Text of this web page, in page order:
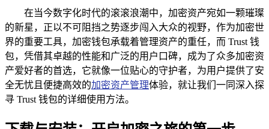
在当今数字化时代的滚滚浪潮中，加密资产宛如一颗璀璨
的新星，正以不可阻挡之势逐步闯入大众的视野，作为加密世
界的重要工具，加密钱包承载着管理资产的重任，而 Trust 钱
包，凭借其卓越的性能和广泛的用户口碑，成为了众多加密资
产爱好者的首选，它就像一位贴心的守护者，为用户提供了安
全无忧且便捷高效的加密资产管理体验，就让我们一同深入探
寻 Trust 钱包的详细使用方法。